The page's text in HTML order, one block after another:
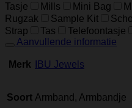
Tasje
Mills Mini Bag
Rugzak
Sample Kit
Strap
Tas Telefoontasje
Aanvullende informatie
Merk IBU Jewels
Soort Armband, Armbandje